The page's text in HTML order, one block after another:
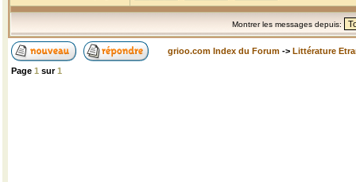
Montrer les messages depuis:
grioo.com Index du Forum -> Littérature
Page 1 sur1